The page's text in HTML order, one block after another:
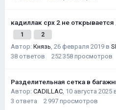
кадиллак срх 2 не
1 2
Автор: Князь, 26 февраля 2019 в
38 ответов 252 358 просмотров
Разделительная сетка в
Автор: CADILLAC, 10 августа 2025
3 ответа 2 997 просмотров